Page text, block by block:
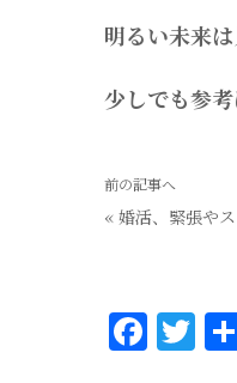
明るい未来は
少しでも参
前の記事へ
« 婚活、緊張や
F T